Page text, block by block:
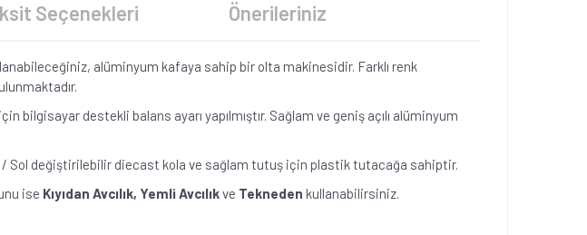
alüminyum kafaya sahip bir olta makinesidir. Farklı renk
bilgisayar destekli balans ayarı yapılmıştır. Sağlam ve geniş açılı alüminyum
/ Sol değiştirilebilir diecast kola ve sağlam tutuş için plastik tutacağa sahiptir.
ise Kıyıdan Avcılık, Yemli Avcılıkve Tekneden kullanabilirsiniz.
Seçenekleri Önerileriniz